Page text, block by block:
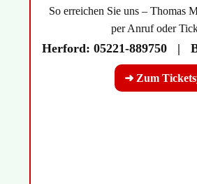
So erreichen Sie uns – Thomas
per Anruf oder
Herford: 05221-889750 |
➜ Zum